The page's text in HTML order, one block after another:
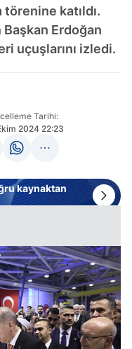
katıldı.
Erdoğan
uçuşlarını izledi.
Tarihi:
2024 22:23
kaynaktan